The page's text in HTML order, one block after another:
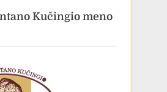
Kučingio meno